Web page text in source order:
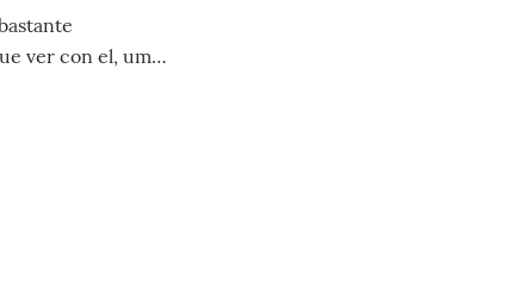
ver con el, um…